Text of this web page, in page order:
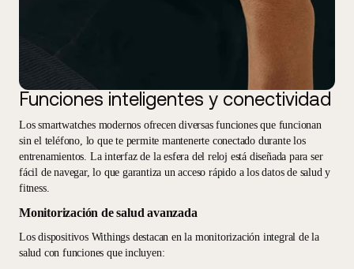
Funciones inteligentes y conectividad
Los smartwatches modernos ofrecen diversas funciones que funcionan
sin el teléfono, lo que te permite mantenerte conectado durante los
entrenamientos. La interfaz de la esfera del reloj está diseñada para ser
fácil de navegar, lo que garantiza un acceso rápido a los datos de salud y
fitness.
Monitorización de salud avanzada
Los dispositivos Withings destacan en la monitorización integral de la
salud con funciones que incluyen: